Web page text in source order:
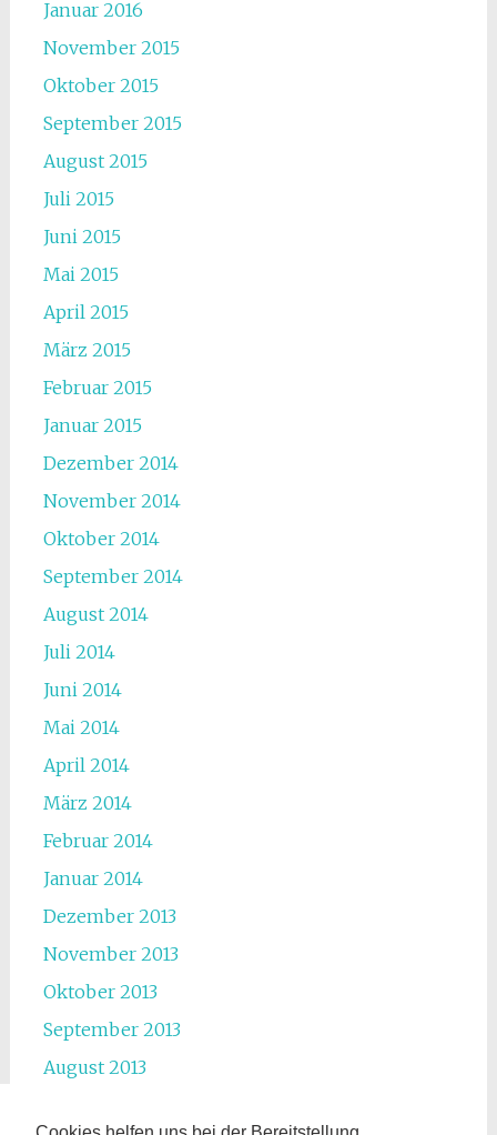
Januar 2016
November 2015
Oktober 2015
September 2015
August 2015
Juli 2015
Juni 2015
Mai 2015
April 2015
März 2015
Februar 2015
Januar 2015
Dezember 2014
November 2014
Oktober 2014
September 2014
August 2014
Juli 2014
Juni 2014
Mai 2014
April 2014
März 2014
Februar 2014
Januar 2014
Dezember 2013
November 2013
Oktober 2013
September 2013
August 2013